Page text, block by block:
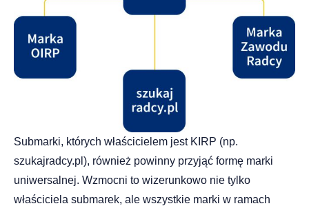
Submarki, których właścicielem jest KIRP (np.
szukajradcy.pl), również powinny przyjąć formę marki
uniwersalnej. Wzmocni to wizerunkowo nie tylko
właściciela submarek, ale wszystkie marki w ramach